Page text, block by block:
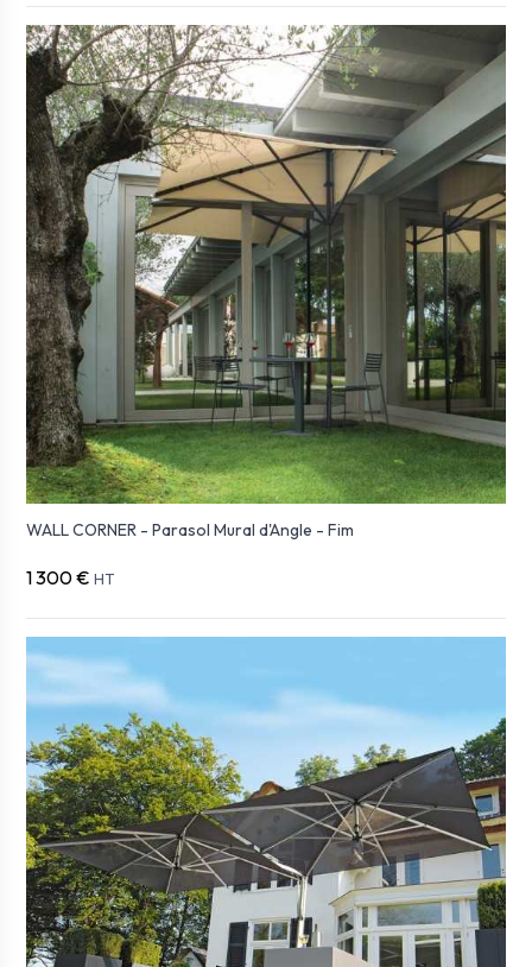
WALL CORNER - Parasol Mural d'Angle - Fim
1 300 € HT